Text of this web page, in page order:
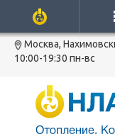
Москва,
10:00-19:30 пн-вс